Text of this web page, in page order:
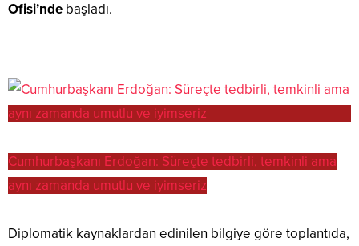
Ofisi’nde başladı.
Cumhurbaşkanı Erdoğan: Süreçte tedbirli, temkinli ama
aynı zamanda umutlu ve iyimseriz
Diplomatik kaynaklardan edinilen bilgiye göre toplantıda,